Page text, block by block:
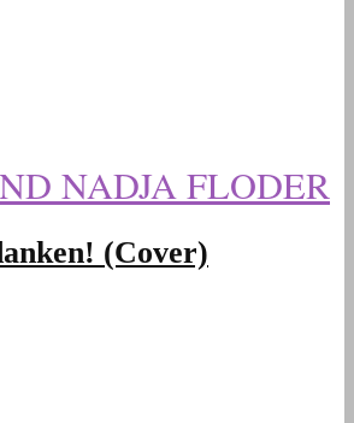
NADJA FLODER
(Cover)